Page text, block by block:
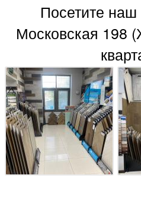
Посетите
Московская 198